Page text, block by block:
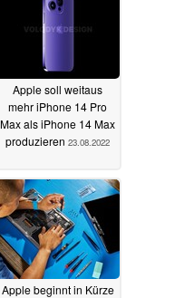
Apple soll weitaus
mehr iPhone 14 Pro
Max als iPhone 14 Max
produzieren 23.08.2022
Apple beginnt in Kürze